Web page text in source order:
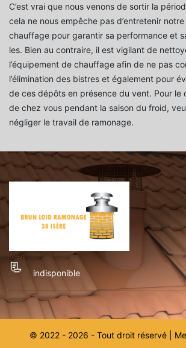
C’est vrai que nous venons de sortir la
cela ne nous empêche pas d’entretenir
chauffage pour garantir sa performance et
les. Bien au contraire, il est vigilant de
l’équipement de chauffage afin de ne pas
l’élimination des bistres et également pour
de ces dépôts en présence du vent. Pour le
de chez vous pendant la saison du froid,
négliger le travail de ramonage.
indisponible
© 2022 - 2026 - Tout droit réservé |